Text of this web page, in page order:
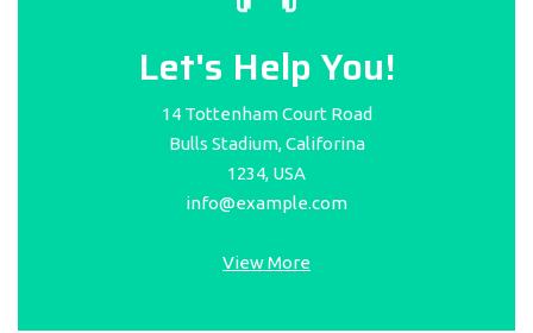
Let's Help You!
14 Tottenham Court Road
Bulls Stadium, Califorina
1234, USA
info@example.com
View More